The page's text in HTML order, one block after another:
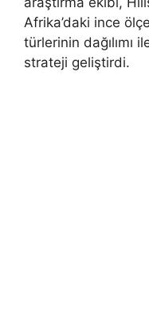
Afrika’daki ince
türlerinin dağılımı
strateji geliştirdi.